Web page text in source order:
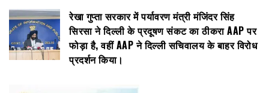
रेखा गुप्ता सरकार में पर्यावरण मंत्री मंजिंदर सिंह
सिरसा ने दिल्ली के प्रदूषण संकट का ठीकरा AAP पर
फोड़ा है, वहीं AAP ने दिल्ली सचिवालय के बाहर विरोध
प्रदर्शन किया।